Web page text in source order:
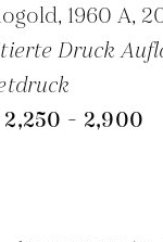
1960 A,
Druck
2,250 - 2,900